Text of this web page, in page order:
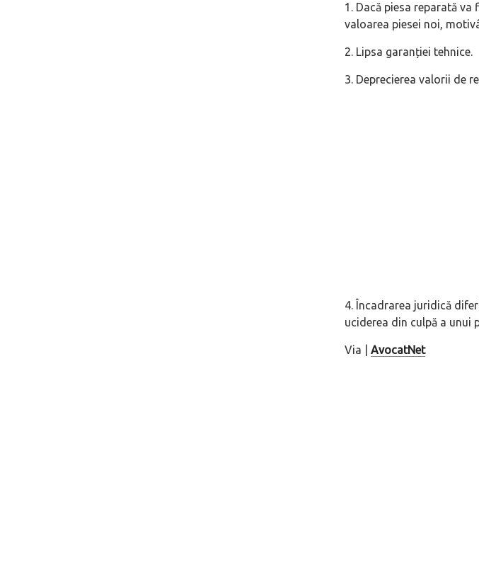
1. Dacă piesa reparată
valoarea piesei noi,
2. Lipsa garanției tehnice.
3. Deprecierea valorii de
4. Încadrarea juridică
uciderea din culpă a unui
Via | AvocatNet